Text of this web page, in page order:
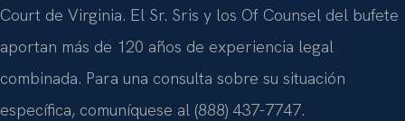
Court de Virginia. El Sr. Sris y los Of Counsel del bufete
aportan más de 120 años de experiencia legal
combinada. Para una consulta sobre su situación
específica, comuníquese al (888) 437-7747.